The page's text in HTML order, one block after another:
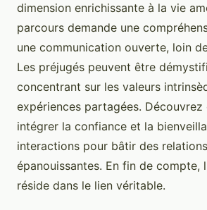
dimension enrichissante à la vie
parcours demande une
une communication ouverte, loin
Les préjugés peuvent être
concentrant sur les valeurs
expériences partagées. Découvrez
intégrer la confiance et la
interactions pour bâtir des
épanouissantes. En fin de compte,
réside dans le lien véritable.